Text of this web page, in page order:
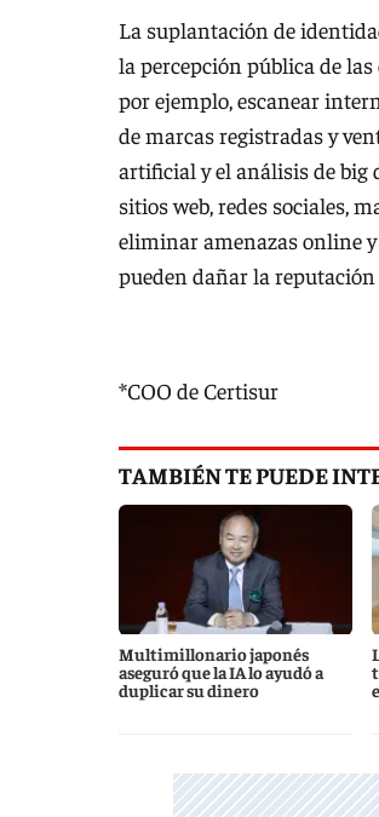
La suplantación de
la percepción pública de
por ejemplo, escanear
de marcas registradas y
artificial y el análisis de big
sitios web, redes sociales,
eliminar amenazas online
pueden dañar la
*COO de Certisur
TAMBIÉN TE PUEDE
Multimillonario japonés
aseguró que la IA lo ayudó a
duplicar su dinero